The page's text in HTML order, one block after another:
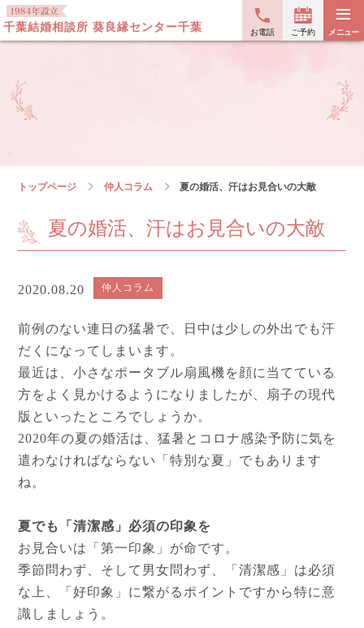
≡
メニュー
お電話 ご予約
千葉結婚相談所 葵良縁センター千葉
トップページ 仲人コラム 夏の婚活、汗はお見合いの大敵
夏の婚活、汗はお見合いの大敵
2020.08.20 仲人コラム
前例のない連日の猛暑で、日中は少しの外出でも汗
だくになってしまいます。
最近は、小さなポータブル扇風機を顔に当てている
方をよく見かけるようになりましたが、扇子の現代
版といったところでしょうか。
2020年の夏の婚活は、猛暑とコロナ感染予防に気を
遣わなければならない「特別な夏」でもあります
ね。
夏でも「清潔感」必須の印象を
お見合いは「第一印象」が命です。
季節問わず、そして男女問わず、「清潔感」は必須
な上、「好印象」に繋がるポイントですから特に意
識しましょう。